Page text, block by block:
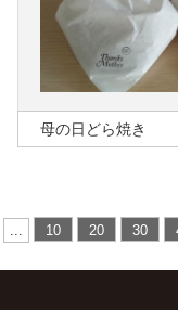
母の日どら焼き
... 10 20 30